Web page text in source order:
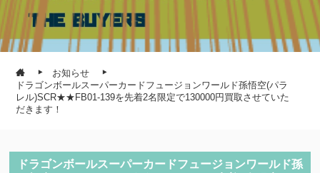
お知らせ
ドラゴンボールスーパーカードフュージョンワールド孫悟空(パラ
レル)SCR★★FB01-139を先着2名限定で130000円買取させていた
だきます！
ドラゴンボールスーパーカードフュージョンワールド孫